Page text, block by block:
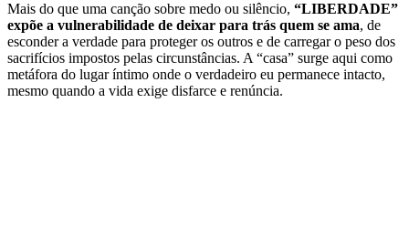
Mais do que uma canção sobre medo ou silêncio, “LIBERDADE”
expõe a vulnerabilidade de deixar para trás quem se ama, de
esconder a verdade para proteger os outros e de carregar o peso dos
sacrifícios impostos pelas circunstâncias. A “casa” surge aqui como
metáfora do lugar íntimo onde o verdadeiro eu permanece intacto,
mesmo quando a vida exige disfarce e renúncia.